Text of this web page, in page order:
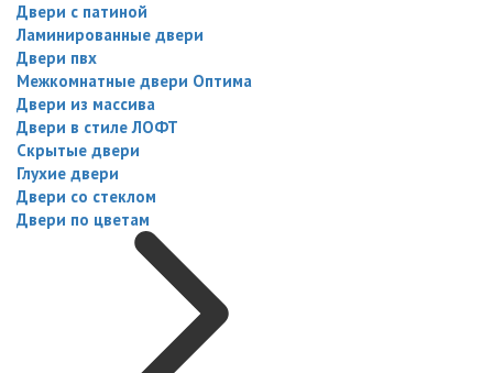
Двери с патиной
Ламинированные двери
Двери пвх
Межкомнатные двери Оптима
Двери из массива
Двери в стиле ЛОФТ
Скрытые двери
Глухие двери
Двери со стеклом
Двери по цветам